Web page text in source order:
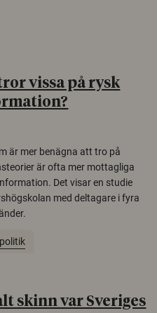
vissa på rysk
är mer benägna att tro på
är ofta mer mottagliga
Det visar en studie
med deltagare i fyra
skinn var Sveriges